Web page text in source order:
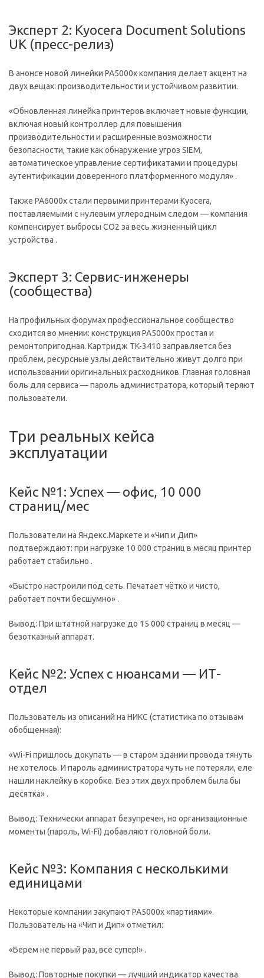
Эксперт 2: Kyocera Document Solutions
UK (пресс-релиз)
В анонсе новой линейки PA5000x компания делает акцент на
двух вещах: производительности и устойчивом развитии.
«Обновленная линейка принтеров включает новые функции,
включая новый контроллер для повышения
производительности и расширенные возможности
безопасности, такие как обнаружение угроз SIEM,
автоматическое управление сертификатами и процедуры
аутентификации доверенного платформенного модуля» .
Также PA6000x стали первыми принтерами Kyocera,
поставляемыми с нулевым углеродным следом — компания
компенсирует выбросы CO2 за весь жизненный цикл
устройства .
Эксперт 3: Сервис-инженеры
(сообщества)
На профильных форумах профессиональное сообщество
сходится во мнении: конструкция PA5000x простая и
ремонтопригодная. Картридж TK-3410 заправляется без
проблем, ресурсные узлы действительно живут долго при
использовании оригинальных расходников. Главная головная
боль для сервиса — пароль администратора, который теряют
пользователи.
Три реальных кейса
эксплуатации
Кейс №1: Успех — офис, 10 000
страниц/мес
Пользователи на Яндекс.Маркете и «Чип и Дип»
подтверждают: при нагрузке 10 000 страниц в месяц принтер
работает стабильно .
«Быстро настроили под сеть. Печатает чётко и чисто,
работает почти бесшумно» .
Вывод: При штатной нагрузке до 15 000 страниц в месяц —
безотказный аппарат.
Кейс №2: Успех с нюансами — ИТ-
отдел
Пользователь из описаний на НИКС (статистика по отзывам
обобщенная):
«Wi-Fi пришлось докупать — в старом здании провода тянуть
не хотелось. И пароль администратора чуть не потеряли, еле
нашли наклейку в коробке. Без этих двух проблем была бы
десятка» .
Вывод: Технически аппарат безупречен, но организационные
моменты (пароль, Wi-Fi) добавляют головной боли.
Кейс №3: Компания с несколькими
единицами
Некоторые компании закупают PA5000x «партиями».
Пользователь на «Чип и Дип» отметил:
«Берем не первый раз, все супер!» .
Вывод: Повторные покупки — лучший индикатор качества.